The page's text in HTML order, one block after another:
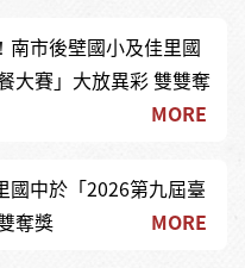
南市後壁國小及佳里國
大賽」大放異彩 雙雙奪
MORE
國中於「2026第九屆臺
奪獎
MORE